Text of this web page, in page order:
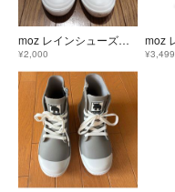
moz レインシューズ ハイカット
¥2,000 ¥3,499